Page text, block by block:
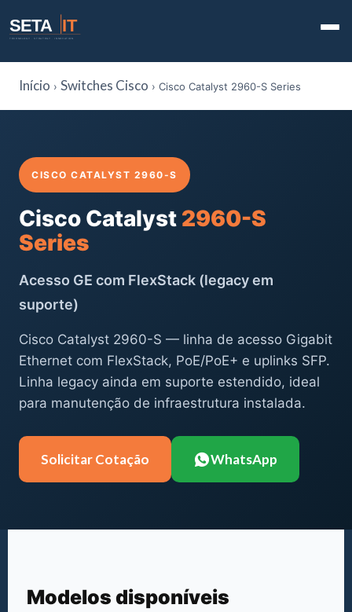
SETA IT
TECHNOLOGY · STRATEGY · INNOVATION
Início › Switches Cisco › Cisco Catalyst 2960-S Series
CISCO CATALYST 2960-S
Cisco Catalyst 2960-S
Series
Acesso GE com FlexStack (legacy em
suporte)
Cisco Catalyst 2960-S — linha de acesso Gigabit
Ethernet com FlexStack, PoE/PoE+ e uplinks SFP.
Linha legacy ainda em suporte estendido, ideal
para manutenção de infraestrutura instalada.
Solicitar Cotação WhatsApp
Modelos disponíveis